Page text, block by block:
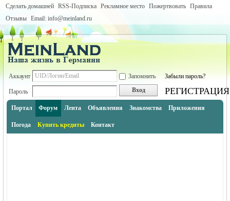
Сделать домашней RSS-Подписка Рекламное место Пожертвовать Правила
Отзывы Email: info@meinland.ru
Аккаунт Запомнить Забыли пароль?
Пароль Вход РЕГИСТРАЦИЯ
Портал Форум Лента Объявления Знакомства Приложения
Погода Купить кредиты Контакт